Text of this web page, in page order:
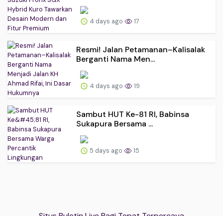
4 days ago 17
Resmi! Jalan Petamanan–Kalisalak
Berganti Nama Men...
4 days ago 19
Sambut HUT Ke-81 RI, Babinsa
Sukapura Bersama ...
5 days ago 15